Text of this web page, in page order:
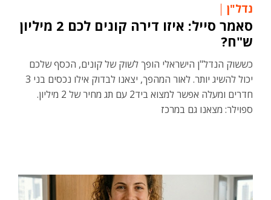
נדל"ן
סאמר סייל: איזו דירה קונים לכם 2 מיליון
ש"ח?
כששוק הנדל"ן הישראלי הופך לשוק של קונים, הכסף שלכם
יכול להשיג יותר. לאור המהפך, יצאנו לבדוק אילו נכסים בני 3
חדרים ומעלה אפשר למצוא ביד2 עם תג מחיר של 2 מיליון.
ספוילר: מצאנו גם במרכז